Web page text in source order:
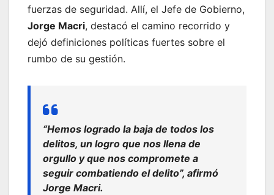
fuerzas de seguridad. Allí, el Jefe de Gobierno,
Jorge Macri, destacó el camino recorrido y
dejó definiciones políticas fuertes sobre el
rumbo de su gestión.
“Hemos logrado la baja de todos los
delitos, un logro que nos llena de
orgullo y que nos compromete a
seguir combatiendo el delito”, afirmó
Jorge Macri.